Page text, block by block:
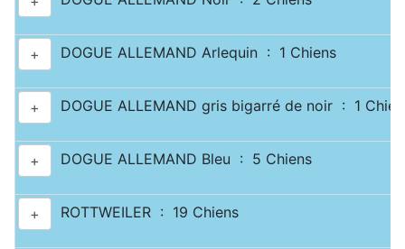
+ DOGUE ALLEMAND Arlequin : 1 Chiens
+ DOGUE ALLEMAND gris bigarré de noir : 1
+ DOGUE ALLEMAND Bleu : 5 Chiens
+ ROTTWEILER : 19 Chiens